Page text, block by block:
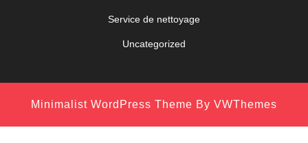
Service de nettoyage
Uncategorized
Minimalist WordPress Theme By VWThemes